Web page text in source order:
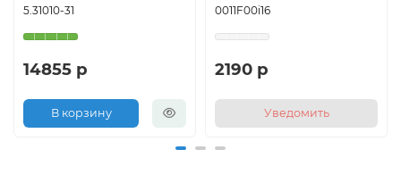
5.31010-31
14855 р
В корзину
0011F00i16
2190 р
Уведомить